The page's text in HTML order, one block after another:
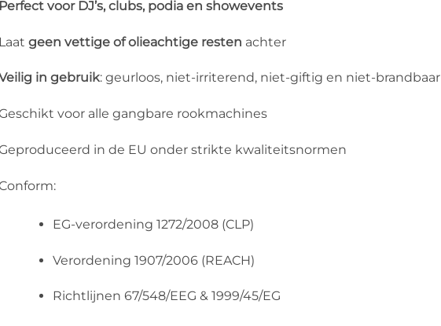
voor DJ’s, clubs, podia en showevents
geen vettige of olieachtige resten achter
in gebruik: geurloos, niet-irriterend, niet-giftig en niet-brandbaar
voor alle gangbare rookmachines
in de EU onder strikte kwaliteitsnormen
EG-verordening 1272/2008 (CLP)
Verordening 1907/2006 (REACH)
Richtlijnen 67/548/EEG & 1999/45/EG